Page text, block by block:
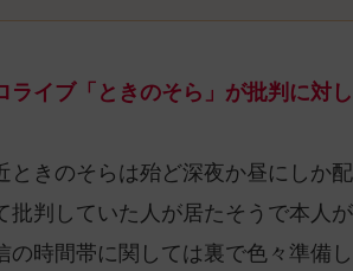
ライブ「ときのそら」が批判に対
ときのそらは殆ど深夜か昼にしか
批判していた人が居たそうで本人
の時間帯に関しては裏で色々準備